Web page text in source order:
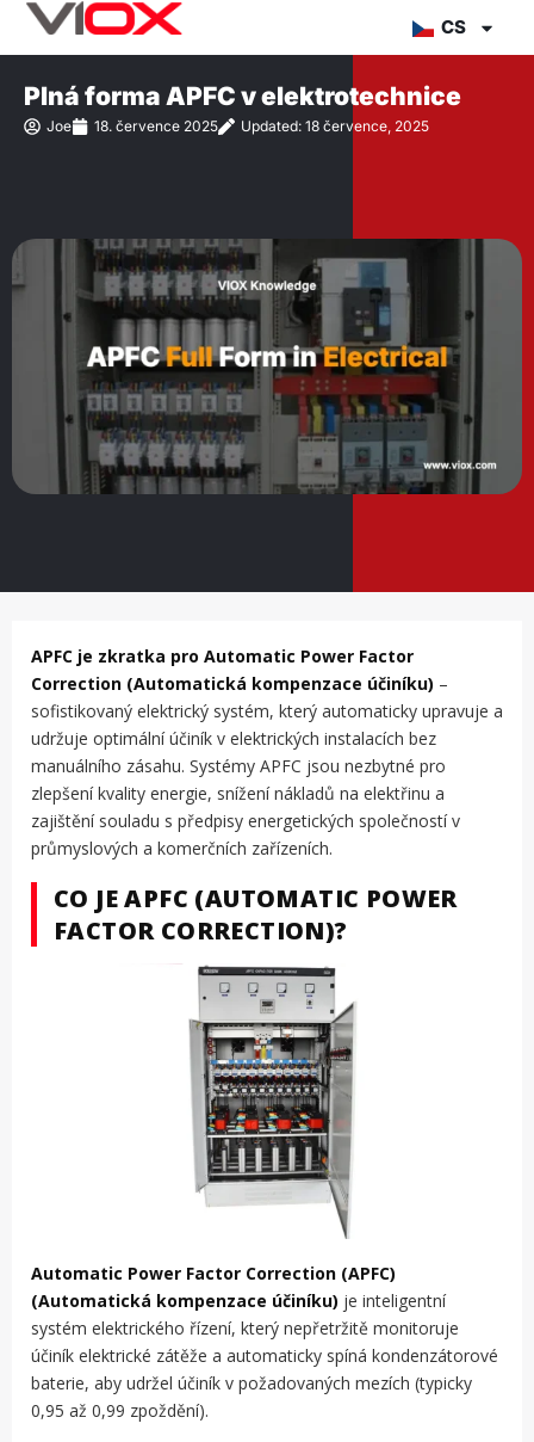
Přejít
CS
Plná forma APFC v elektrotechnice
Joe 18. července 2025 Updated: 18 července, 2025
APFC je zkratka pro Automatic Power Factor
Correction (Automatická kompenzace účiníku) –
sofistikovaný elektrický systém, který automaticky upravuje a
udržuje optimální účiník v elektrických instalacích bez
manuálního zásahu. Systémy APFC jsou nezbytné pro
zlepšení kvality energie, snížení nákladů na elektřinu a
zajištění souladu s předpisy energetických společností v
průmyslových a komerčních zařízeních.
CO JE APFC (AUTOMATIC POWER
FACTOR CORRECTION)?
Automatic Power Factor Correction (APFC)
(Automatická kompenzace účiníku) je inteligentní
systém elektrického řízení, který nepřetržitě monitoruje
účiník elektrické zátěže a automaticky spíná kondenzátorové
baterie, aby udržel účiník v požadovaných mezích (typicky
0,95 až 0,99 zpoždění).